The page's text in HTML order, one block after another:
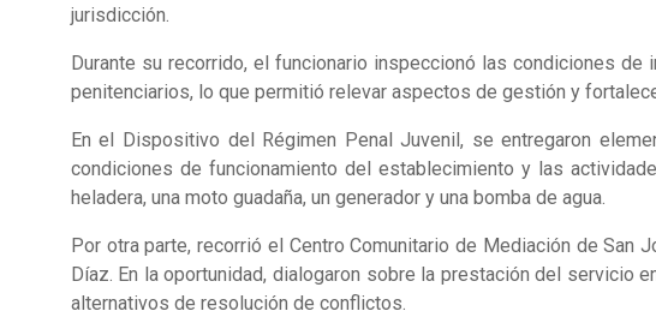
jurisdicción.
Durante su recorrido, el funcionario inspeccionó las condiciones
penitenciarios, lo que permitió relevar aspectos de gestión y
En el Dispositivo del Régimen Penal Juvenil, se entregaron
condiciones de funcionamiento del establecimiento y las
heladera, una moto guadaña, un generador y una bomba de agua.
Por otra parte, recorrió el Centro Comunitario de Mediación de
Díaz. En la oportunidad, dialogaron sobre la prestación del servicio
alternativos de resolución de conflictos.